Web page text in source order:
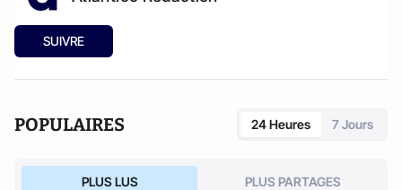
SUIVRE
POPULAIRES 24 Heures 7 Jours
PLUS LUS PLUS PARTAGES